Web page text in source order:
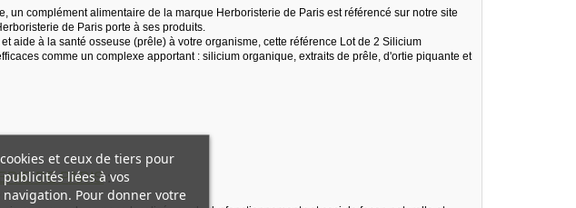
un complément alimentaire de la marque Herboristerie de Paris est référencé sur notre site
de Paris porte à ses produits.
aide à la santé osseuse (prêle) à votre organisme, cette référence Lot de 2 Silicium
comme un complexe apportant : silicium organique, extraits de prêle, d'ortie piquante et
DE PARIS:
et ceux de tiers pour
liées à vos
Pour donner votre